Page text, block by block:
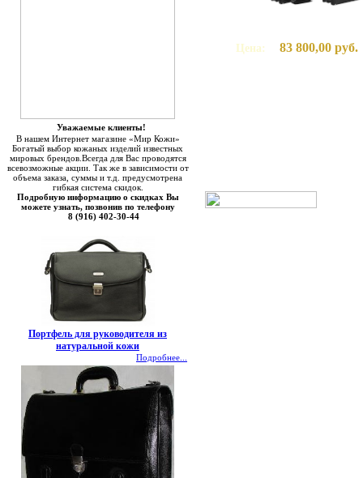
Уважаемые клиенты!
В нашем Интернет магазине «Мир Кожи»
Богатый выбор кожаных изделий известных
мировых брендов.Всегда для Вас проводятся
всевозможные акции. Так же в зависимости от
объема заказа, суммы и т.д. предусмотрена
гибкая система скидок.
Подробную информацию о скидках Вы
можете узнать, позвонив по телефону
8 (916) 402-30-44
Портфель для руководителя из
натуральной кожи
Подробнее...
Цена: 83 800,00 руб.